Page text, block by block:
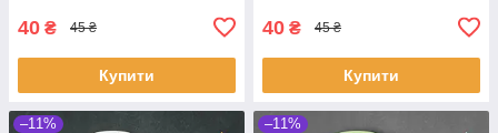
40 ₴ 45 ₴
Купити
40 ₴ 45 ₴
Купити
–11% –11%